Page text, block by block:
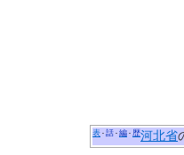
表 話 編 歴河北省